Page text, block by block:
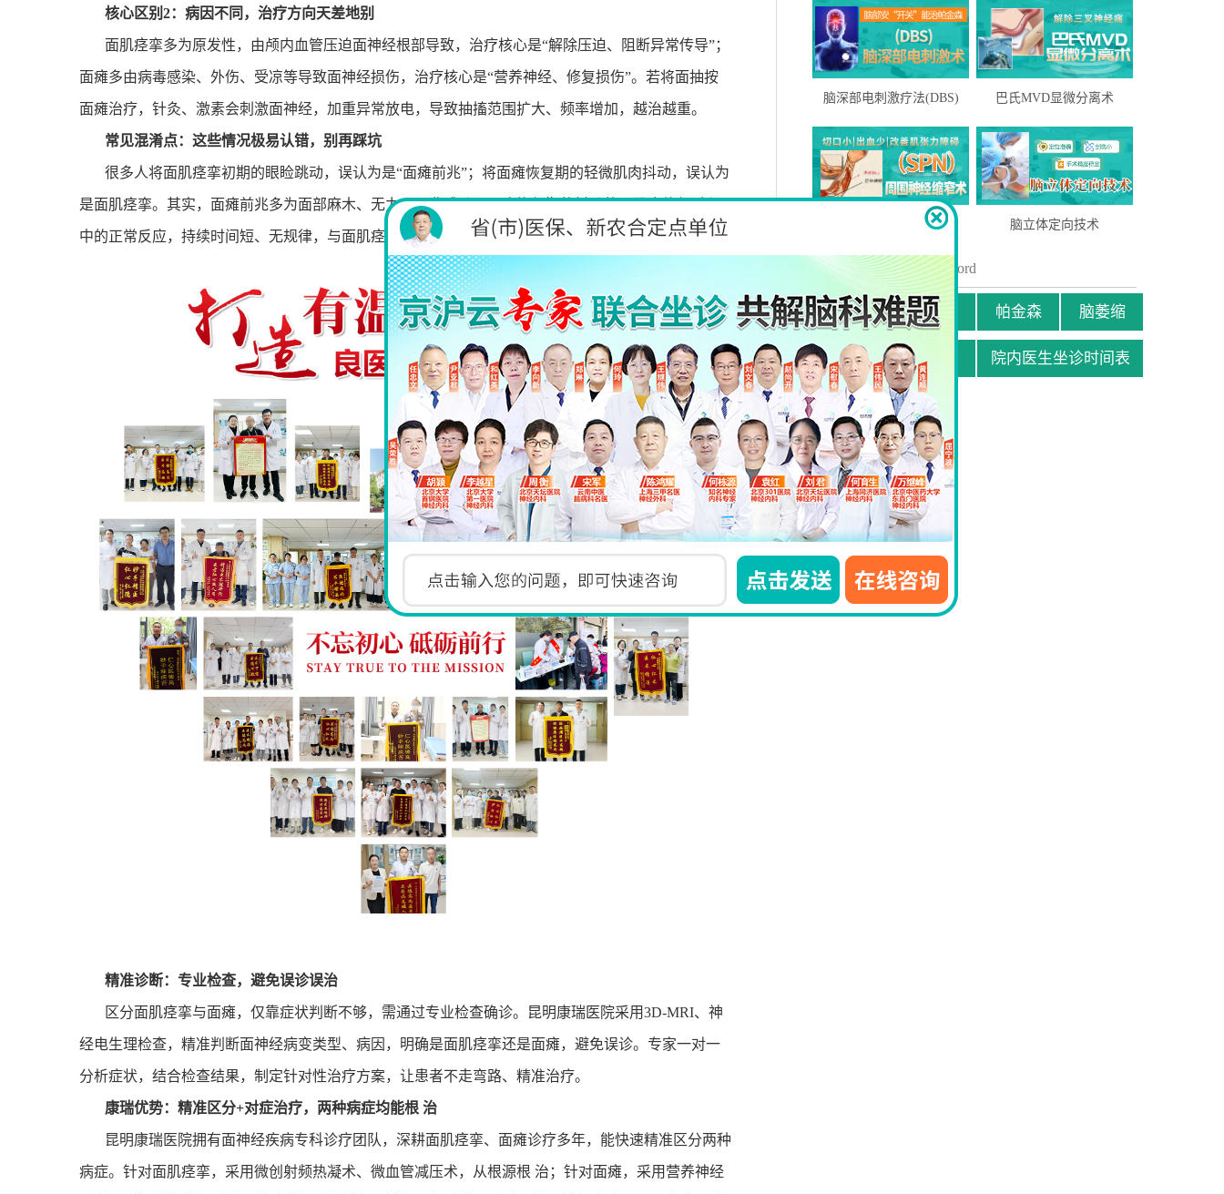
核心区别 2：病因不同，治疗方向天差地别
面肌痉挛多为原发性，由颅内血管压迫面神经根部导致，治疗核心是“解除压迫、阻断异常传导”；
面瘫多由病毒感染、外伤、受凉等导致面神经损伤，治疗核心是“营养神经、修复损伤”。若将面抽按
面瘫治疗，针灸、激素会刺激面神经，加重异常放电，导致抽搐范围扩大、频率增加，越治越重。
常见混淆点：这些情况极易认错，别再踩坑
很多人将面肌痉挛初期的眼睑跳动，误认为是“面瘫前兆”；将面瘫恢复期的轻微肌肉抖动，误认为
是面肌痉挛。其实，面瘫前兆多为面部麻木、无力，而非跳动；面瘫恢复期的抖动的是肌肉修复过程
中的正常反应，持续时间短、无规律，与面肌痉挛的阵发性抽搐完全不同，出现症状时需仔细区分。
精准诊断：专业检查，避免误诊误治
区分面肌痉挛与面瘫，仅靠症状判断不够，需通过专业检查确诊。昆明康瑞医院采用3D-MRI、神
经电生理检查，精准判断面神经病变类型、病因，明确是面肌痉挛还是面瘫，避免误诊。专家一对一
分析症状，结合检查结果，制定针对性治疗方案，让患者不走弯路、精准治疗。
康瑞优势：精准区分+对症治疗，两种病症均能根 治
昆明康瑞医院拥有面神经疾病专科诊疗团队，深耕面肌痉挛、面瘫诊疗多年，能快速精准区分两种
病症。针对面肌痉挛，采用微创射频热凝术、微血管减压术，从根源根 治；针对面瘫，采用营养神经
脑深部电刺激疗法(DBS) 巴氏MVD显微分离术
周围神经缩窄术(SPN) 脑立体定向技术
关键词/ Key word
抑郁 截瘫 帕金森 脑萎缩
贫困患者援助申请 院内医生坐诊时间表